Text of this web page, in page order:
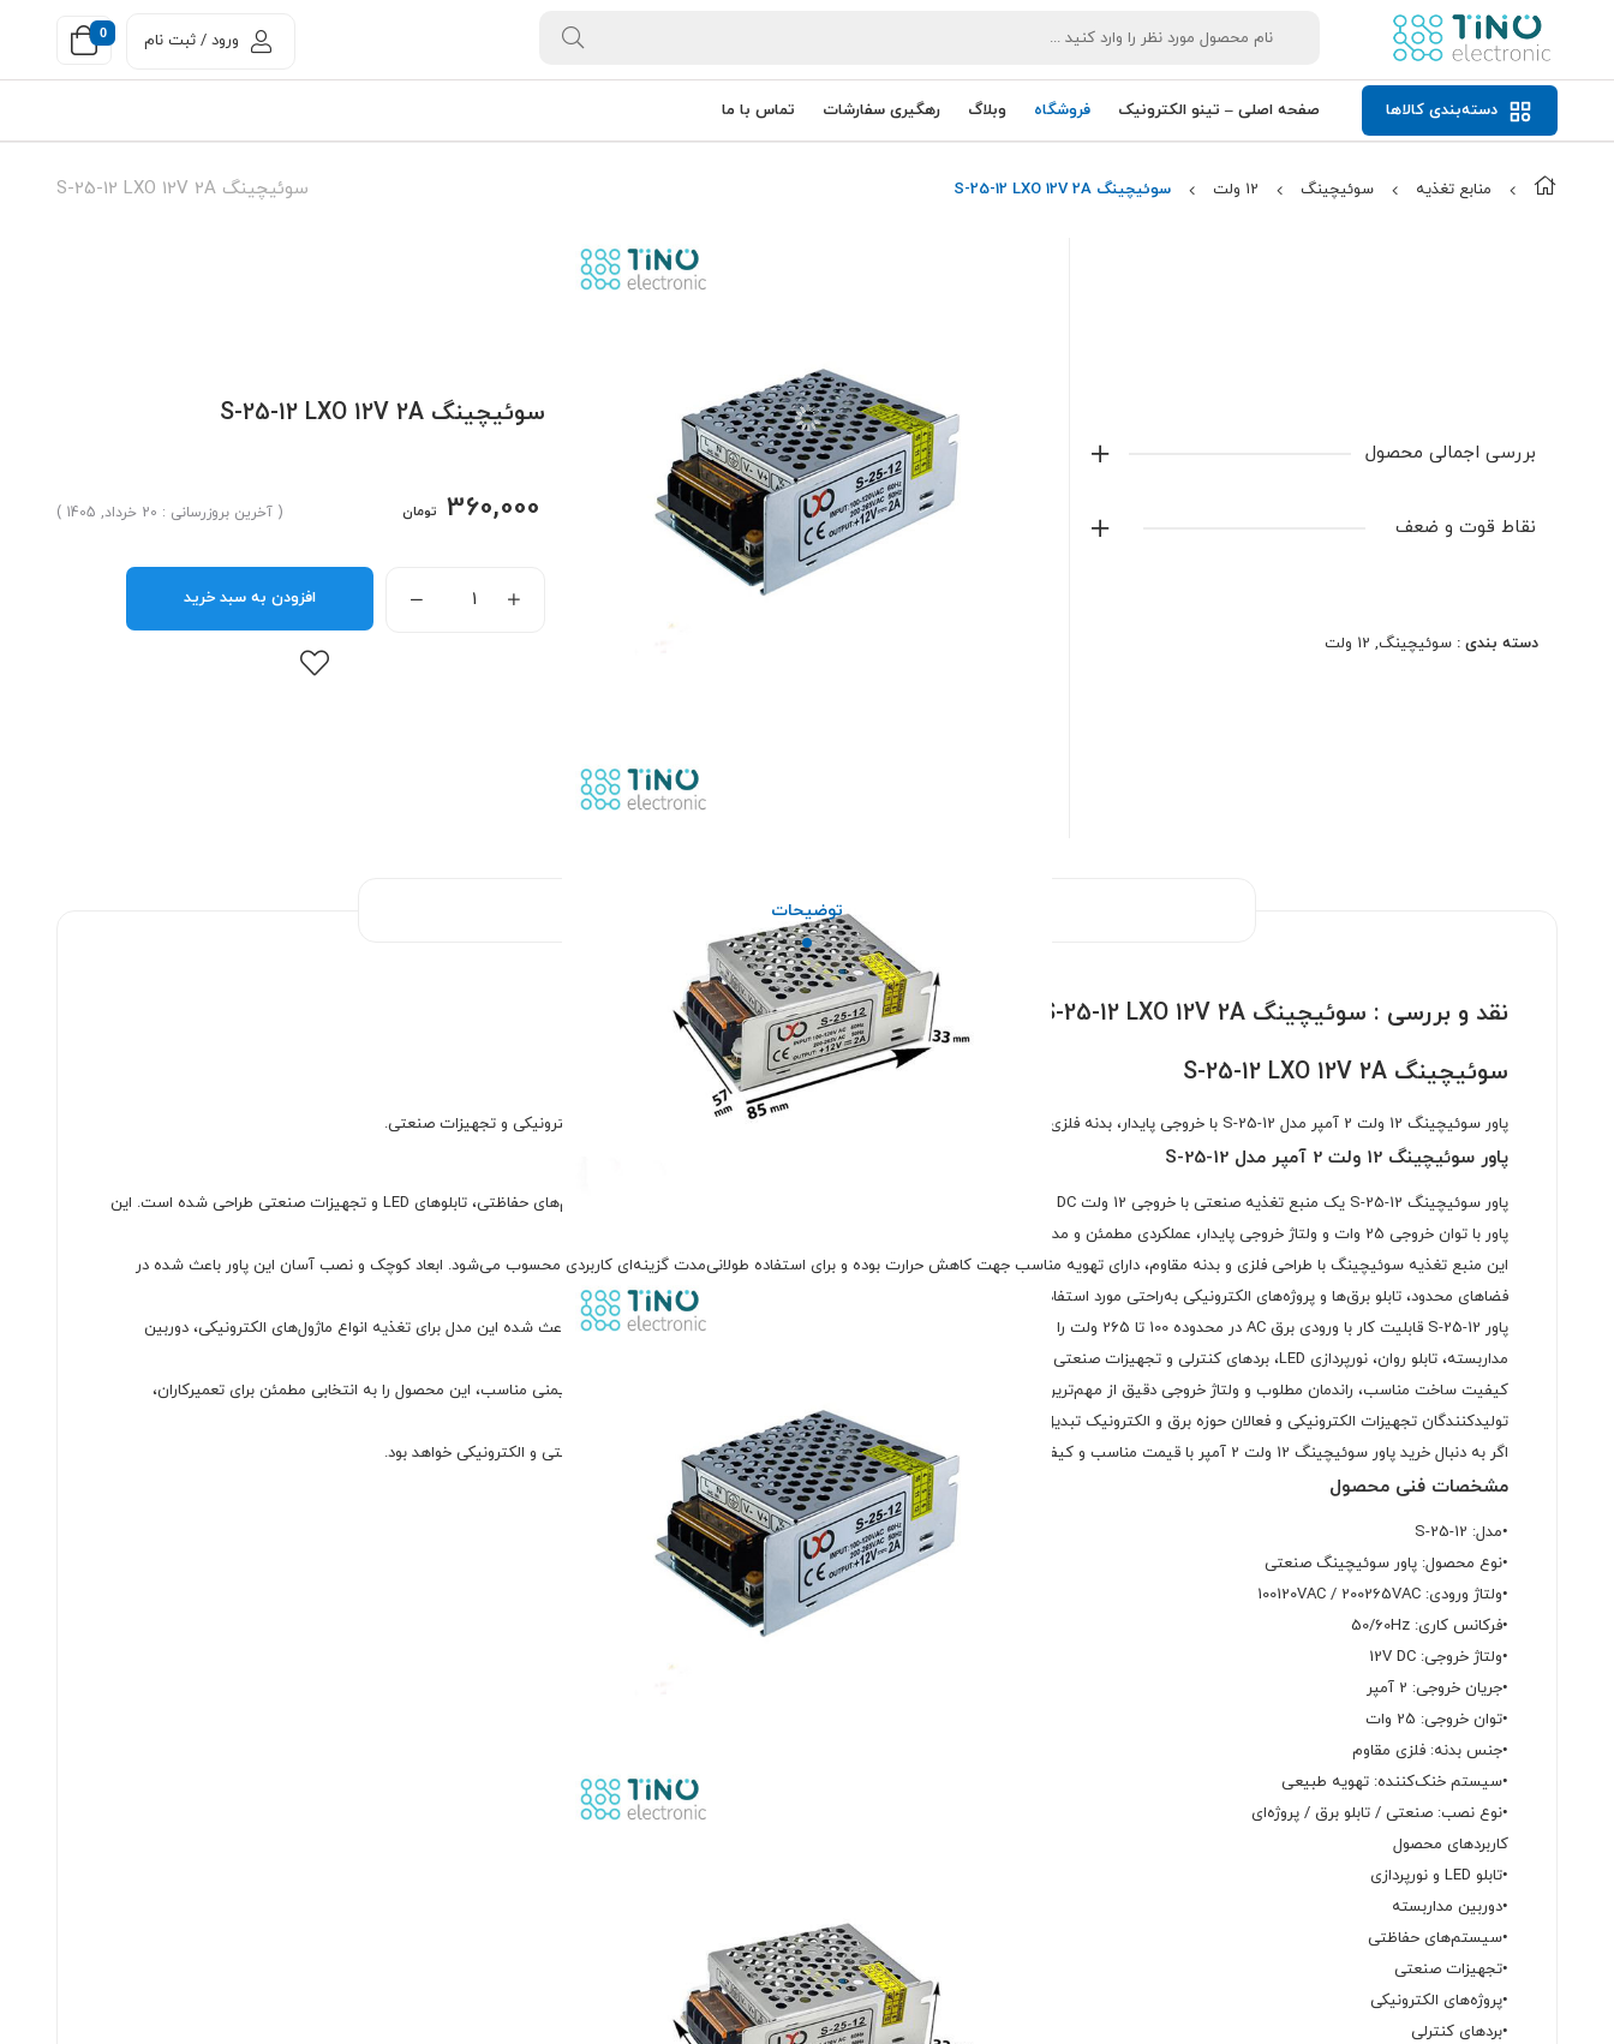
0 ورود / ثبت نام
دسته‌بندی کالاها صفحه اصلی – تینو الکترونیک فروشگاه وبلاگ رهگیری سفارشات تماس با ما
سوئیچینگ S-25-12 LXO 12V 2A منابع تغذیه سوئیچینگ 12 ولت سوئیچینگ S-25-12 LXO 12V 2A
بررسی اجمالی محصول
سوئیچینگ S-25-12 LXO 12V 2A
بدنه فلزی مقاوم
نقاط قوت و ضعف
دسته بندی : سوئیچینگ, 12 ولت
سوئیچینگ S-25-12 LXO 12V 2A
360,000 تومان ( آخرین بروزرسانی : 20 خرداد, 1405 )
افزودن به سبد خرید
توضیحات
نقد و بررسی : سوئیچینگ S-25-12 LXO 12V 2A
سوئیچینگ S-25-12 LXO 12V 2A
پاور سوئیچینگ 12 ولت 2 آمپر مدل S-25-12 با خروجی پایدار، بدنه فلزی مقاوم و راندمان مناسب. مناسب تابلو LED، دوربین مداربسته، پروژه‌های الکترونیکی و تجهیزات صنعتی.
پاور سوئیچینگ 12 ولت 2 آمپر مدل S-25-12
پاور سوئیچینگ S-25-12 یک منبع تغذیه صنعتی با خروجی 12 ولت DC و جریان 2 آمپر است که برای استفاده در انواع پروژه‌های الکترونیکی، سیستم‌های حفاظتی، تابلوهای LED و تجهیزات صنعتی طراحی شده است. این
پاور با توان خروجی 25 وات و ولتاژ خروجی پایدار، عملکردی مطمئن و مداوم را برای دستگاه‌های مختلف فراهم می‌کند.
این منبع تغذیه سوئیچینگ با طراحی فلزی و بدنه مقاوم، دارای تهویه مناسب جهت کاهش حرارت بوده و برای استفاده طولانی‌مدت گزینه‌ای کاربردی محسوب می‌شود. ابعاد کوچک و نصب آسان این پاور باعث شده در
فضاهای محدود، تابلو برق‌ها و پروژه‌های الکترونیکی به‌راحتی مورد استفاده قرار گیرد.
پاور S-25-12 قابلیت کار با ورودی برق AC در محدوده 100 تا 265 ولت را داشته و خروجی 12 ولت DC با شدت جریان 2 آمپر ارائه می‌دهد. این ویژگی باعث شده این مدل برای تغذیه انواع ماژول‌های الکترونیکی، دوربین
مداربسته، تابلو روان، نورپردازی LED، بردهای کنترلی و تجهیزات صنعتی مناسب باشد.
کیفیت ساخت مناسب، راندمان مطلوب و ولتاژ خروجی دقیق از مهم‌ترین ویژگی‌های این پاور صنعتی محسوب می‌شود. همچنین طراحی استاندارد و ایمنی مناسب، این محصول را به انتخابی مطمئن برای تعمیرکاران،
تولیدکنندگان تجهیزات الکترونیکی و فعالان حوزه برق و الکترونیک تبدیل کرده است.
اگر به دنبال خرید پاور سوئیچینگ 12 ولت 2 آمپر با قیمت مناسب و کیفیت مطلوب هستید، مدل S-25-12 گزینه‌ای کاربردی برای انواع پروژه‌های صنعتی و الکترونیکی خواهد بود.
مشخصات فنی محصول
•مدل: S-25-12
•نوع محصول: پاور سوئیچینگ صنعتی
•ولتاژ ورودی: 100120VAC / 200265VAC
•فرکانس کاری: 50/60Hz
•ولتاژ خروجی: 12V DC
•جریان خروجی: 2 آمپر
•توان خروجی: 25 وات
•جنس بدنه: فلزی مقاوم
•سیستم خنک‌کننده: تهویه طبیعی
•نوع نصب: صنعتی / تابلو برق / پروژه‌ای
کاربردهای محصول
•تابلو LED و نورپردازی
•دوربین مداربسته
•سیستم‌های حفاظتی
•تجهیزات صنعتی
•پروژه‌های الکترونیکی
•بردهای کنترلی